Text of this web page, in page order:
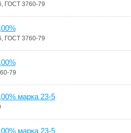
ГОСТ 3760-79
ГОСТ 3760-79
79
марка 23-5
марка 23-5